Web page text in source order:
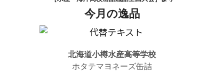
今月の逸品
北海道小樽水産高等学校
ホタテマヨネーズ缶詰